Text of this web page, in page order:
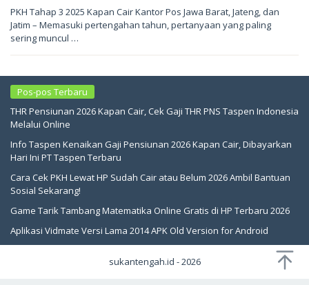
Juni
2,
2026
sukantengah
PKH Tahap 3 2025 Kapan Cair Kantor Pos Jawa Barat, Jateng, dan
Jatim – Memasuki pertengahan tahun, pertanyaan yang paling
sering muncul …
Pos-pos Terbaru
THR Pensiunan 2026 Kapan Cair, Cek Gaji THR PNS Taspen Indonesia
Melalui Online
Info Taspen Kenaikan Gaji Pensiunan 2026 Kapan Cair, Dibayarkan
Hari Ini PT Taspen Terbaru
Cara Cek PKH Lewat HP Sudah Cair atau Belum 2026 Ambil Bantuan
Sosial Sekarang!
Game Tarik Tambang Matematika Online Gratis di HP Terbaru 2026
Aplikasi Vidmate Versi Lama 2014 APK Old Version for Android
sukantengah.id - 2026